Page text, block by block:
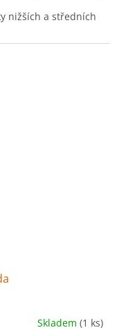
nižších a středních
Skladem (1 ks)